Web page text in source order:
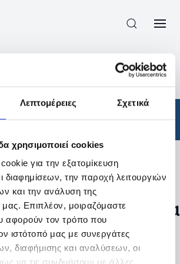
Λεπτομέρειες Σχετικά
χρησιμοποιεί cookies
για την εξατομίκευση
διαφημίσεων, την παροχή λειτουργιών
και την ανάλυση της
μας. Επιπλέον, μοιραζόμαστε
αφορούν τον τρόπο που
ιστότοπό μας με συνεργάτες
διαφήμισης και αναλύσεων, οι
να τις συνδυάσουν με άλλες
ΣΥΝΤΑΓΟΓΡΑΦΟΎΜΕΝΑ
/
/ Συνταγογραφούμενα
προϊόντα με τα
φίλτρα